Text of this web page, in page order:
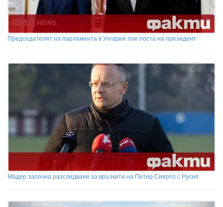
Председателят на парламента в Унгария пое поста на президент
Мадяр започна разследване за връзките на Петер Сиярто с Русия